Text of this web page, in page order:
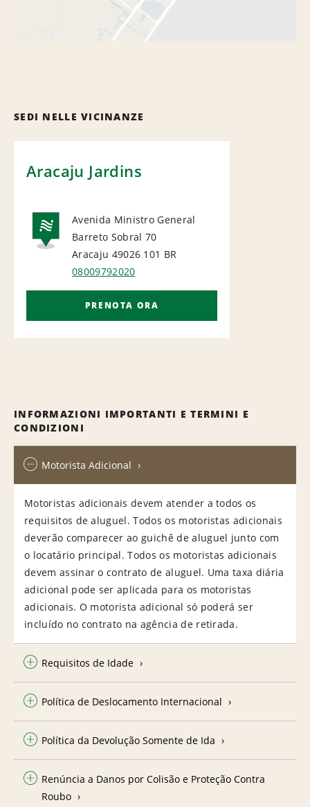
SEDI NELLE VICINANZE
Aracaju Jardins
NATIONAL
Avenida Ministro General
Barreto Sobral 70
Aracaju 49026 101 BR
08009792020
PRENOTA ORA
INFORMAZIONI IMPORTANTI E TERMINI E
CONDIZIONI
Motorista Adicional
Motoristas adicionais devem atender a todos os
requisitos de aluguel. Todos os motoristas adicionais
deverão comparecer ao guichê de aluguel junto com
o locatário principal. Todos os motoristas adicionais
devem assinar o contrato de aluguel. Uma taxa diária
adicional pode ser aplicada para os motoristas
adicionais. O motorista adicional só poderá ser
incluído no contrato na agência de retirada.
Requisitos de Idade
Política de Deslocamento Internacional
Política da Devolução Somente de Ida
Renúncia a Danos por Colisão e Proteção Contra
Roubo